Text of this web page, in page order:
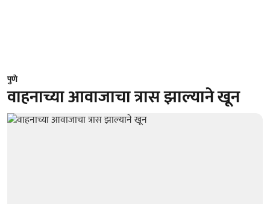
पुणे
वाहनाच्या आवाजाचा त्रास झाल्याने खून